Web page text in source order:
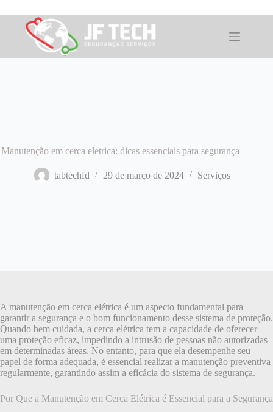
para
conteúdo
Manutenção em cerca eletrica: dicas essenciais para segurança
tabtechfd 29 de março de 2024 Serviços
A manutenção em cerca elétrica é um aspecto fundamental para
garantir a segurança e o bom funcionamento desse sistema de proteção.
Quando bem cuidada, a cerca elétrica tem a capacidade de oferecer
uma proteção eficaz, impedindo a intrusão de pessoas não autorizadas
em determinadas áreas. No entanto, para que ela desempenhe seu
papel de forma adequada, é essencial realizar a manutenção preventiva
regularmente, garantindo assim a eficácia do sistema de segurança.
Por Que a Manutenção em Cerca Elétrica é Essencial para a Segurança